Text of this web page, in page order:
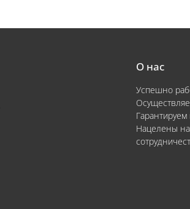
О нас
Успешно
Гарантируем
Нацелены